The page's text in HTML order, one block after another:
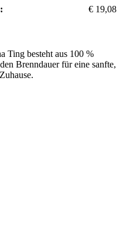
€ 19,08
Ting besteht aus 100 %
Brenndauer für eine sanfte,